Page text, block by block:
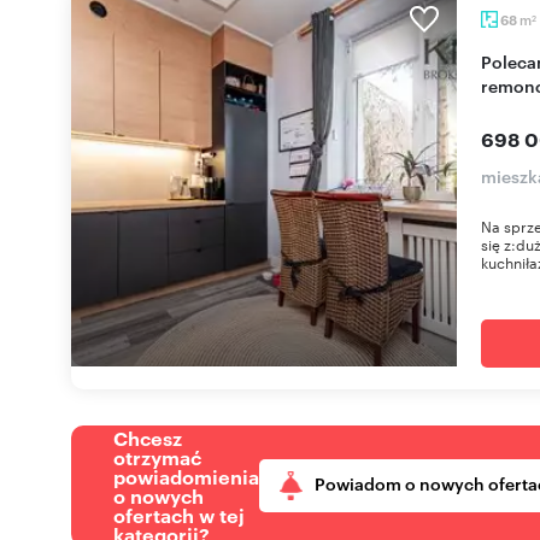
68 m2
Polecam przestronne 3-pokojowe mieszkanie po
698
Na
się
Chcesz
otrzymać
powiadomienia
o nowych
ofertach w tej
kategorii?
Powiadom o nowych